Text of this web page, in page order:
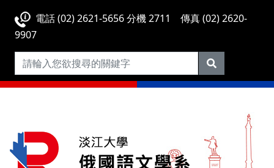
電話 (02) 2621-5656 分機 2711 傳真 (02) 2620-
9907